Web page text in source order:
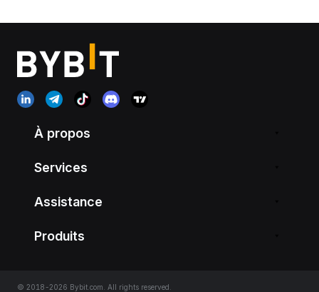
À propos
Services
Assistance
Produits
© 2018-2026 Bybit.com. All rights reserved.